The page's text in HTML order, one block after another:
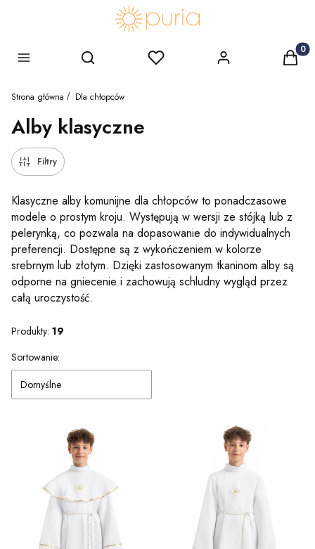
Menu Szukaj Ulubione Zaloguj się
Strona główna Dla chłopców
Alby klasyczne
Filtry
Klasyczne alby komunijne dla chłopców to ponadczasowe
modele o prostym kroju. Występują w wersji ze stójką lub z
pelerynką, co pozwala na dopasowanie do indywidualnych
preferencji. Dostępne są z wykończeniem w kolorze
srebrnym lub złotym. Dzięki zastosowanym tkaninom alby są
odporne na gniecenie i zachowują schludny wygląd przez
całą uroczystość.
Produkty: 19
Lista produktów
Sortowanie:
Domyślne